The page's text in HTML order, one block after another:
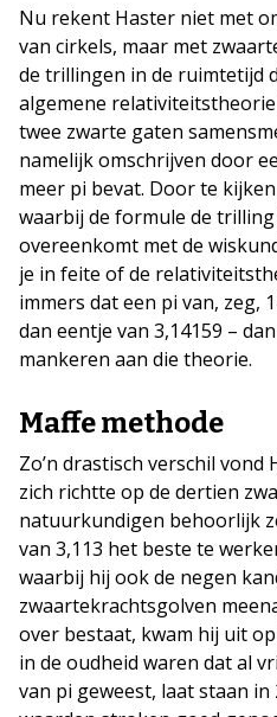
Nu rekent Haster niet met
van cirkels, maar met
de trillingen in de ruimtetijd
algemene
twee zwarte gaten
namelijk omschrijven door
meer pi bevat. Door te
waarbij de formule de
overeenkomt met de
je in feite of de
immers dat een pi van, zeg,
dan eentje van 3,14159 –
mankeren aan die theorie.
Maffe methode
Zo’n drastisch verschil
zich richtte op de dertien
natuurkundigen behoorlijk
van 3,113 het beste te
waarbij hij ook de negen
zwaartekrachtsgolven
over bestaat, kwam hij uit
in de oudheid waren dat al
van pi geweest, laat staan in